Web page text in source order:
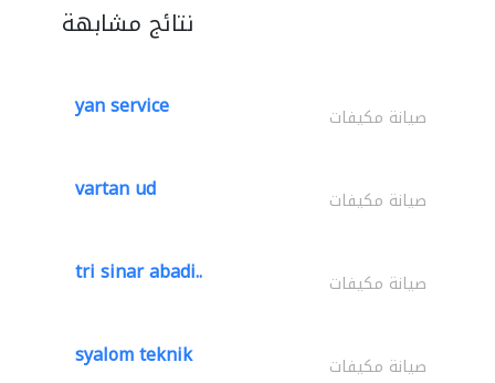
نتائج مشابهة
yan service صيانة مكيفات
vartan ud صيانة مكيفات
tri sinar abadi.. صيانة مكيفات
syalom teknik صيانة مكيفات